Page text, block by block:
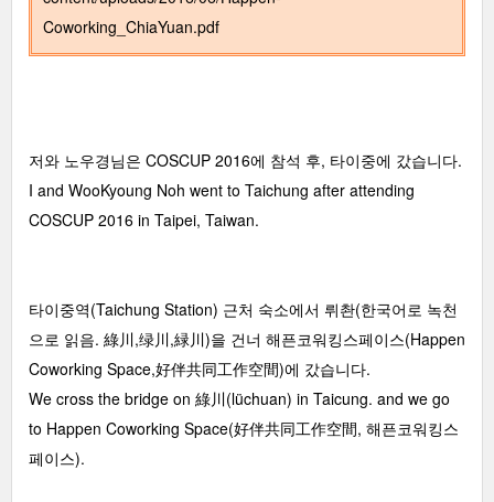
Coworking_ChiaYuan.pdf
저와 노우경님은 COSCUP 2016에 참석 후, 타이중에 갔습니다.
I and WooKyoung Noh went to Taichung after attending
COSCUP 2016 in Taipei, Taiwan.
타이중역(Taichung Station) 근처 숙소에서 뤼촨(한국어로 녹천
으로 읽음. 綠川,绿川,緑川)을 건너 해픈코워킹스페이스(Happen
Coworking Space,好伴共同工作空間)에 갔습니다.
We cross the bridge on 綠川(lüchuan) in Taicung. and we go
to Happen Coworking Space(好伴共同工作空間, 해픈코워킹스
페이스).